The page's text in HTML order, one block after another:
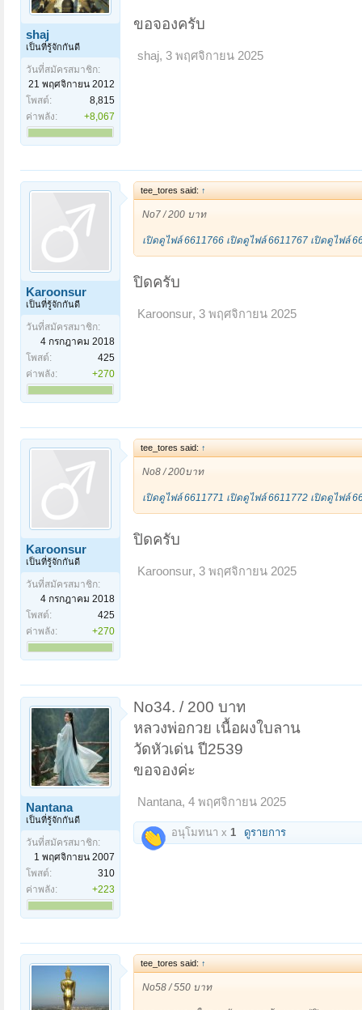
shaj
เป็นที่รู้จักกันดี
วันที่สมัครสมาชิก:
21 พฤศจิกายน 2012
โพสต์:
8,815
ค่าพลัง:
+8,067
ขอจองครับ
shaj, 3 พฤศจิกายน 2025
Karoonsur
เป็นที่รู้จักกันดี
วันที่สมัครสมาชิก:
4 กรกฎาคม 2018
โพสต์:
425
ค่าพลัง:
+270
tee_tores said: ↑
No7 / 200 บาท
เปิดดูไฟล์ 6611766 เปิดดูไฟล์ 6611767 เปิดดูไฟล์
ปิดครับ
Karoonsur, 3 พฤศจิกายน 2025
Karoonsur
เป็นที่รู้จักกันดี
วันที่สมัครสมาชิก:
4 กรกฎาคม 2018
โพสต์:
425
ค่าพลัง:
+270
tee_tores said: ↑
No8 / 200บาท
เปิดดูไฟล์ 6611771 เปิดดูไฟล์ 6611772 เปิดดูไฟล์
ปิดครับ
Karoonsur, 3 พฤศจิกายน 2025
Nantana
เป็นที่รู้จักกันดี
วันที่สมัครสมาชิก:
1 พฤศจิกายน 2007
โพสต์:
310
ค่าพลัง:
+223
No34. / 200 บาท
หลวงพ่อกวย เนื้อผงใบลาน
วัดหัวเด่น ปี2539
ขอจองค่ะ
Nantana, 4 พฤศจิกายน 2025
อนุโมทนา x 1 ดูรายการ
tee_tores said: ↑
No58 / 550 บาท